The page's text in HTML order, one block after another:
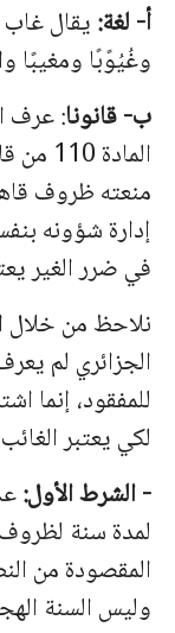
أ‌- لغة:يقال غاب
وغُيُوًبًا
ب‌- قانونا: عرف
منعته ظروف
إدارة شؤونه
في ضرر الغير
نلاحظ من خلال
الجزائري لم
للمفقود، إنما
لكي يعتبر
- الشرط الأول:
لمدة سنة
وليس السنة